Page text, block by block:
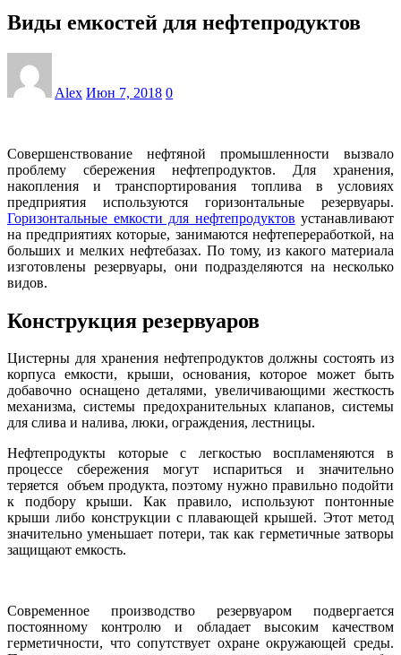
Виды емкостей для нефтепродуктов
Alex Июн 7, 2018 0
Совершенствование нефтяной промышленности вызвало
проблему сбережения нефтепродуктов. Для хранения,
накопления и транспортирования топлива в условиях
предприятия используются горизонтальные резервуары.
Горизонтальные емкости для нефтепродуктов устанавливают
на предприятиях которые, занимаются нефтепереработкой, на
больших и мелких нефтебазах. По тому, из какого материала
изготовлены резервуары, они подразделяются на несколько
видов.
Конструкция резервуаров
Цистерны для хранения нефтепродуктов должны состоять из
корпуса емкости, крыши, основания, которое может быть
добавочно оснащено деталями, увеличивающими жесткость
механизма, системы предохранительных клапанов, системы
для слива и налива, люки, ограждения, лестницы.
Нефтепродукты которые с легкостью воспламеняются в
процессе сбережения могут испариться и значительно
теряется объем продукта, поэтому нужно правильно подойти
к подбору крыши. Как правило, используют понтонные
крыши либо конструкции с плавающей крышей. Этот метод
значительно уменьшает потери, так как герметичные затворы
защищают емкость.
Современное производство резервуаром подвергается
постоянному контролю и обладает высоким качеством
герметичности, что сопутствует охране окружающей среды.